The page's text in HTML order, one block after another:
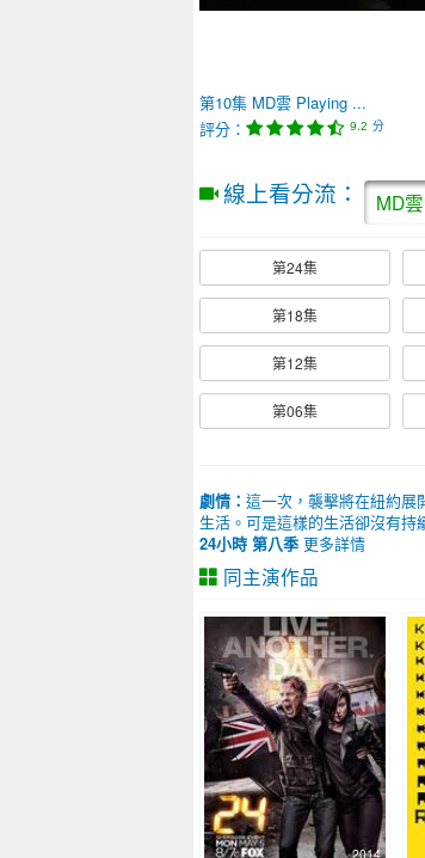
第10集 MD雲 Playing ...
評分：
9.2 分
線上看分流： MD雲
第24集
第18集
第12集
第06集
劇情： 這一次，襲擊將在紐約展
生活。可是這樣的生活卻沒有
24小時 第八季 更多詳情
同主演作品
2014